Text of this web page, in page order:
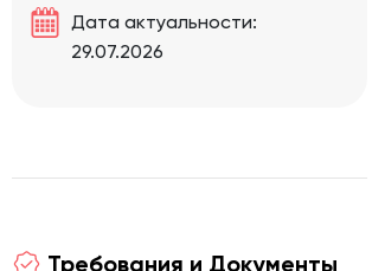
Дата актуальности:
29.07.2026
Требования и Документы